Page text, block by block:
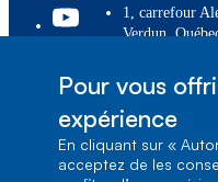
1, carrefour
Verdun,
Pour vous
expérience
En cliquant sur «
acceptez de les